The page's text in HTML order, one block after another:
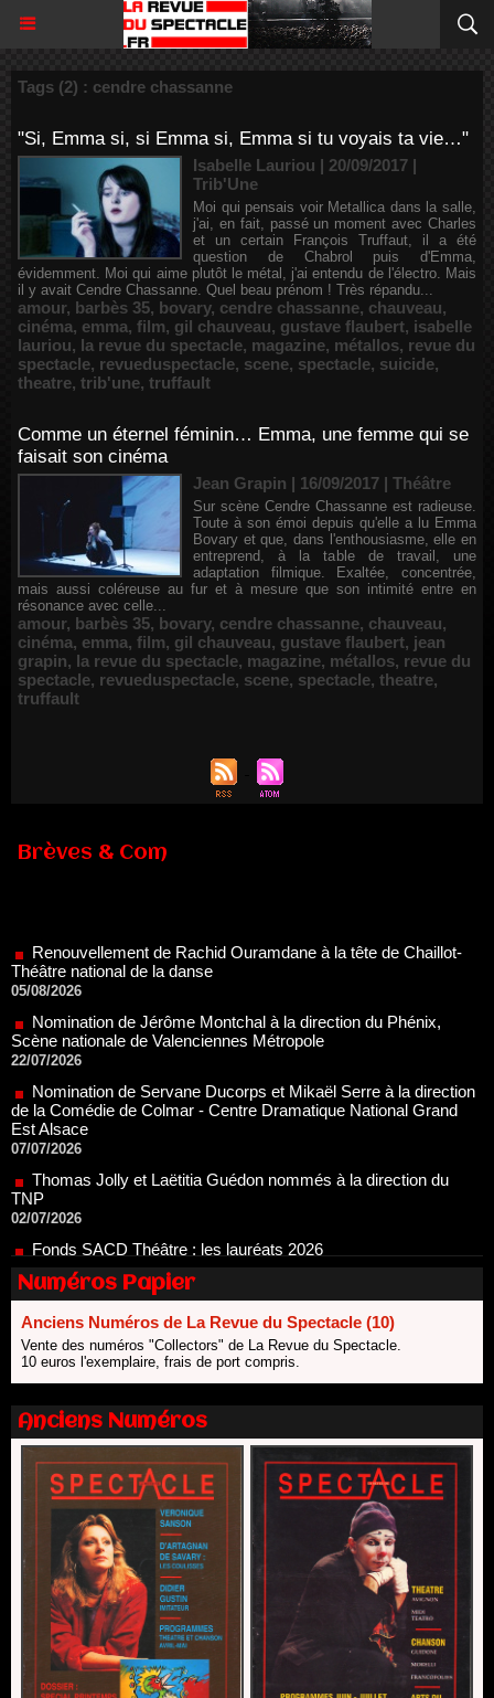
Tags (2) : cendre chassanne
"Si, Emma si, si Emma si, Emma si tu voyais ta vie…"
Isabelle Lauriou | 20/09/2017 |
Trib'Une
Moi qui pensais voir Metallica dans la salle,
j'ai, en fait, passé un moment avec Charles
et un certain François Truffaut, il a été
question de Chabrol puis d'Emma,
évidemment. Moi qui aime plutôt le métal, j'ai entendu de l'électro. Mais
il y avait Cendre Chassanne. Quel beau prénom ! Très répandu...
amour, barbès 35, bovary, cendre chassanne, chauveau,
cinéma, emma, film, gil chauveau, gustave flaubert, isabelle
lauriou, la revue du spectacle, magazine, métallos, revue du
spectacle, revueduspectacle, scene, spectacle, suicide,
theatre, trib'une, truffault
Comme un éternel féminin… Emma, une femme qui se
faisait son cinéma
Jean Grapin | 16/09/2017 | Théâtre
Sur scène Cendre Chassanne est radieuse.
Toute à son émoi depuis qu'elle a lu Emma
Bovary et que, dans l'enthousiasme, elle en
entreprend, à la table de travail, une
adaptation filmique. Exaltée, concentrée,
mais aussi coléreuse au fur et à mesure que son intimité entre en
résonance avec celle...
amour, barbès 35, bovary, cendre chassanne, chauveau,
cinéma, emma, film, gil chauveau, gustave flaubert, jean
grapin, la revue du spectacle, magazine, métallos, revue du
spectacle, revueduspectacle, scene, spectacle, theatre,
truffault
Brèves & Com
05/08/2026
Nomination de Jérôme Montchal à la direction du Phénix,
Scène nationale de Valenciennes Métropole
22/07/2026
Nomination de Servane Ducorps et Mikaël Serre à la direction
de la Comédie de Colmar - Centre Dramatique National Grand
Est Alsace
07/07/2026
Thomas Jolly et Laëtitia Guédon nommés à la direction du
TNP
02/07/2026
Fonds SACD Théâtre : les lauréats 2026
23/06/2026
Dispositif ARTCENA Écrire pour le cirque, les lauréats 2026 !
20/06/2026
Le palmarès des prix SACD 2026
18/06/2026
Les 10 lauréats du Fonds Grandes Formes Théâtre 2026
Nomination de Nathalie Garraud et Olivier Saccomano à la
direction du Théâtre de Gennevilliers - CDN
13/06/2026
Dispositif SACD Auteurs d'espaces : les lauréats 2026
Numéros Papier
Anciens Numéros de La Revue du Spectacle (10)
Vente des numéros "Collectors" de La Revue du Spectacle.
10 euros l'exemplaire, frais de port compris.
Anciens Numéros